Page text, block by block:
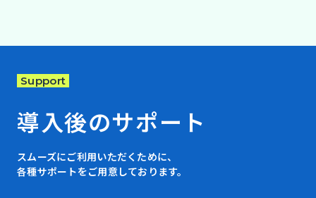
Support
導入後のサポート
スムーズにご利用いただくために、
各種サポートをご用意しております。